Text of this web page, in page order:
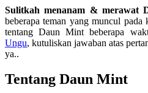
Sulitkah menanam & merawat
beberapa teman yang muncul pada
tentang Daun Mint beberapa
Ungu, kutuliskan jawaban atas
ya..
Tentang Daun Mint